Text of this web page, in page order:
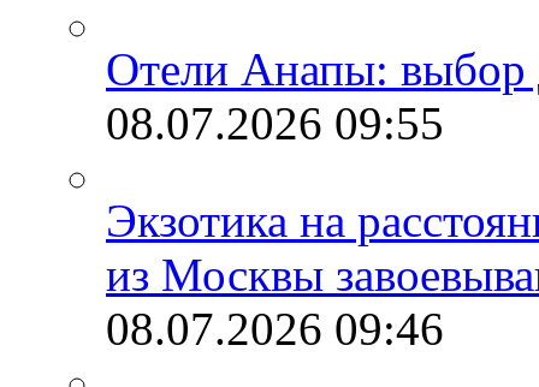
Отели Анапы: выбор
08.07.2026 09:55
Экзотика на
из Москвы
08.07.2026 09:46